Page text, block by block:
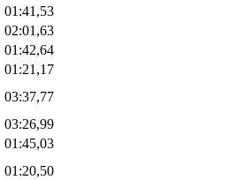
01:41,53
02:01,63
01:42,64
01:21,17
03:37,77
03:26,99
01:45,03
01:20,50